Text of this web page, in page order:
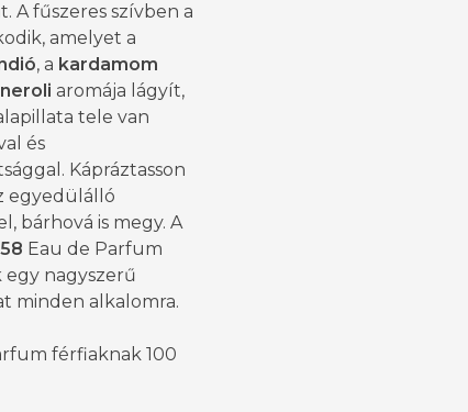
A fűszeres szívben a
amelyet a
, a kardamom
neroli aromája lágyít,
tele van
és
Kápráztasson
egyedülálló
bárhová is megy. A
Eau de Parfum
nagyszerű
minden alkalomra.
férfiaknak 100